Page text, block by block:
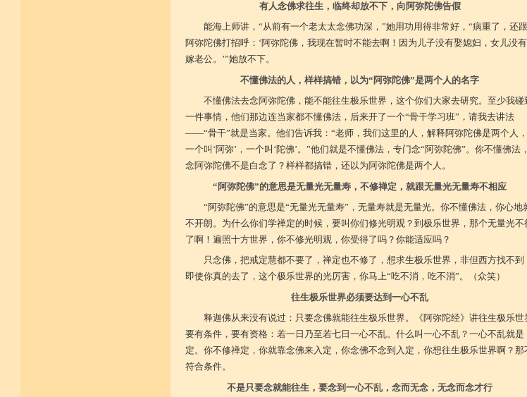
有人念佛求往生，临终却放不下，向阿弥陀佛告假
能海上师讲，“从前有一个老太太念佛功深，”她用功用得非常好，“病重了，还跟
阿弥陀佛打招呼：‘阿弥陀佛，我现在暂时不能去啊！因为儿子没有娶媳妇，女儿没有
嫁老公。’”她放不下。
不懂佛法的人，样样搞错，以为“阿弥陀佛”是两个人的名字
不懂佛法去念阿弥陀佛，能不能往生极乐世界，这个你们大家去研究。至少我碰
一件事情，他们那边连当家都不懂佛法，后来开了一个“骨干学习班”，请我去讲法
——“骨干”就是当家。他们告诉我：“老师，我们这里的人，解释阿弥陀佛是两个人，
一个叫‘阿弥’，一个叫‘陀佛’。”他们就是不懂佛法，专门念“阿弥陀佛”。你不懂佛法，
念阿弥陀佛不是白念了？样样都搞错，还以为阿弥陀佛是两个人。
“阿弥陀佛”的意思是无量光无量寿，不修禅定，就跟无量光无量寿不相应
“阿弥陀佛”的意思是“无量光无量寿”，无量寿就是无量光。你不懂佛法，你心地
不开朗。为什么你们学禅定的时候，要叫你们修光明观？到极乐世界，那个无量光不
了啊！遍照十方世界，你不修光明观，你受得了吗？你能适应吗？
只念佛，把戒定慧都不要了，禅定也不修了，想求生极乐世界，非但西方找不到
即使你真的去了，这个极乐世界的光厉害，你马上“吃不消，吃不消”。（众笑）
往生极乐世界必须要达到一心不乱
释迦佛从来没有说过：只要念佛就能往生极乐世界。《阿弥陀经》讲往生极乐世
要有条件，要有资格：若一日乃至若七日一心不乱。什么叫一心不乱？一心不乱就是
定。你不修禅定，你就靠念佛来入定，你念佛不念到入定，你想往生极乐世界啊？那
符合条件。
不是只要念就能往生，要念到一心不乱，念而无念，无念而念才行